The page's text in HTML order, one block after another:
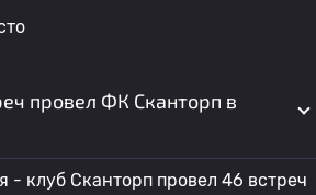
провел ФК Сканторп в
- клуб Сканторп провел 46 встреч